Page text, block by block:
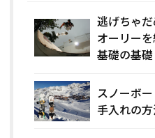
逃げちゃ
オーリー
基礎の基礎
スノーボ
手入れの